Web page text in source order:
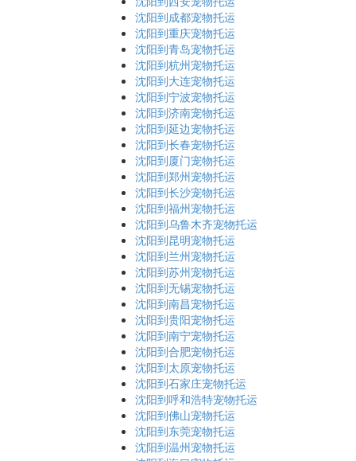
沈阳到成都宠物托运
沈阳到重庆宠物托运
沈阳到青岛宠物托运
沈阳到杭州宠物托运
沈阳到大连宠物托运
沈阳到宁波宠物托运
沈阳到济南宠物托运
沈阳到延边宠物托运
沈阳到长春宠物托运
沈阳到厦门宠物托运
沈阳到郑州宠物托运
沈阳到长沙宠物托运
沈阳到福州宠物托运
沈阳到乌鲁木齐宠物托运
沈阳到昆明宠物托运
沈阳到兰州宠物托运
沈阳到苏州宠物托运
沈阳到无锡宠物托运
沈阳到南昌宠物托运
沈阳到贵阳宠物托运
沈阳到南宁宠物托运
沈阳到合肥宠物托运
沈阳到太原宠物托运
沈阳到石家庄宠物托运
沈阳到呼和浩特宠物托运
沈阳到佛山宠物托运
沈阳到东莞宠物托运
沈阳到温州宠物托运